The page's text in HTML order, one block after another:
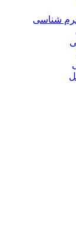
شناسی